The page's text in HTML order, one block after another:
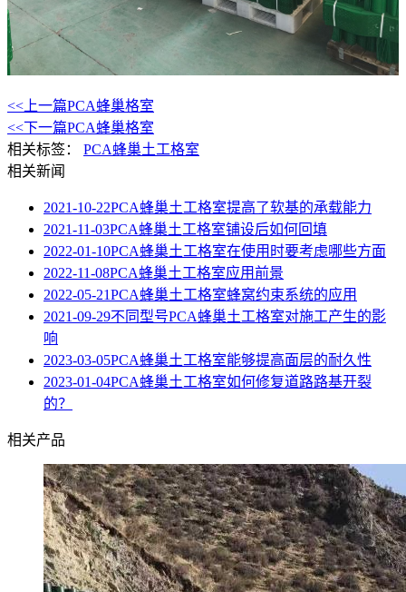
<<上一篇PCA蜂巢格室
<<下一篇PCA蜂巢格室
相关标签： PCA蜂巢土工格室
相关新闻
2021-10-22PCA蜂巢土工格室提高了软基的承载能力
2021-11-03PCA蜂巢土工格室铺设后如何回填
2022-01-10PCA蜂巢土工格室在使用时要考虑哪些方面
2022-11-08PCA蜂巢土工格室应用前景
2022-05-21PCA蜂巢土工格室蜂窝约束系统的应用
2021-09-29不同型号PCA蜂巢土工格室对施工产生的影
响
2023-03-05PCA蜂巢土工格室能够提高面层的耐久性
2023-01-04PCA蜂巢土工格室如何修复道路路基开裂
的？
相关产品